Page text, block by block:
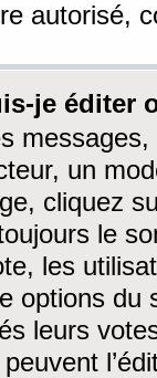
autorisé,
je éditer
un
cliquez
le
les
options du
leurs